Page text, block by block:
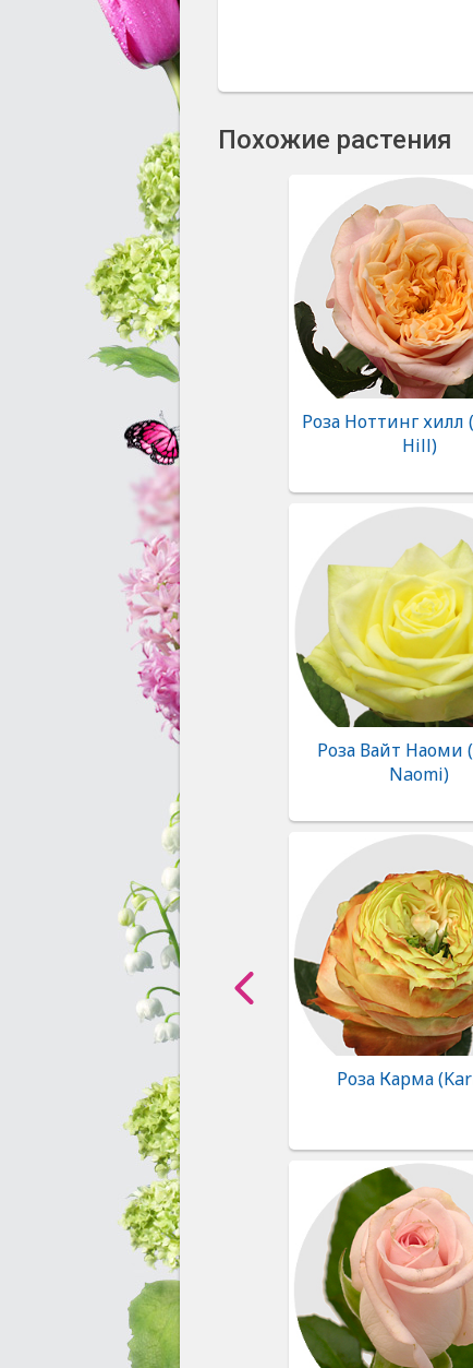
Похожие растения
Роза Ноттинг хилл
Hill)
Роза Вайт Наоми
Naomi)
Роза Карма